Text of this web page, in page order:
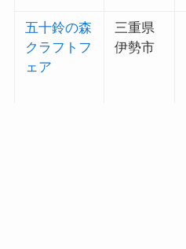
五十鈴の森
クラフトフ
ェア
三重県
伊勢市